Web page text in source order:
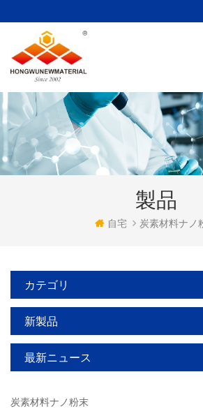
製品
自宅 炭素材料ナノ
カテゴリ
新製品
最新ニュース
炭素材料ナノ粉末